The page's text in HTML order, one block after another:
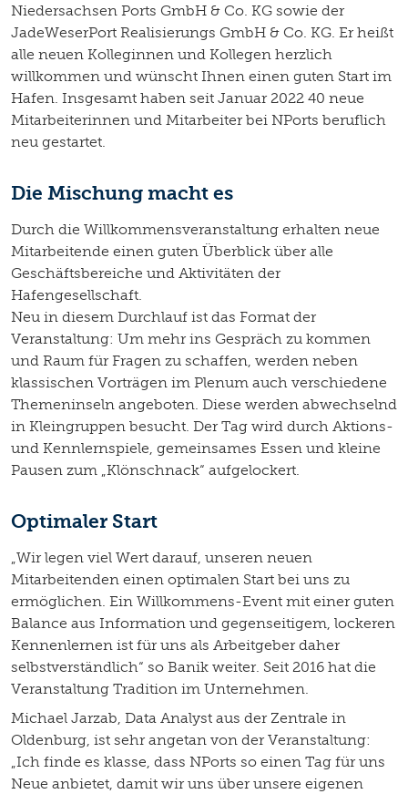
Niedersachsen Ports GmbH & Co. KG sowie der
JadeWeserPort Realisierungs GmbH & Co. KG. Er heißt
alle neuen Kolleginnen und Kollegen herzlich
willkommen und wünscht Ihnen einen guten Start im
Hafen. Insgesamt haben seit Januar 2022 40 neue
Mitarbeiterinnen und Mitarbeiter bei NPorts beruflich
neu gestartet.
Die Mischung macht es
Durch die Willkommensveranstaltung erhalten neue
Mitarbeitende einen guten Überblick über alle
Geschäftsbereiche und Aktivitäten der
Hafengesellschaft.
Neu in diesem Durchlauf ist das Format der
Veranstaltung: Um mehr ins Gespräch zu kommen
und Raum für Fragen zu schaffen, werden neben
klassischen Vorträgen im Plenum auch verschiedene
Themeninseln angeboten. Diese werden abwechselnd
in Kleingruppen besucht. Der Tag wird durch Aktions-
und Kennlernspiele, gemeinsames Essen und kleine
Pausen zum „Klönschnack“ aufgelockert.
Optimaler Start
„Wir legen viel Wert darauf, unseren neuen
Mitarbeitenden einen optimalen Start bei uns zu
ermöglichen. Ein Willkommens-Event mit einer guten
Balance aus Information und gegenseitigem, lockeren
Kennenlernen ist für uns als Arbeitgeber daher
selbstverständlich“ so Banik weiter. Seit 2016 hat die
Veranstaltung Tradition im Unternehmen.
Michael Jarzab, Data Analyst aus der Zentrale in
Oldenburg, ist sehr angetan von der Veranstaltung:
„Ich finde es klasse, dass NPorts so einen Tag für uns
Neue anbietet, damit wir uns über unsere eigenen